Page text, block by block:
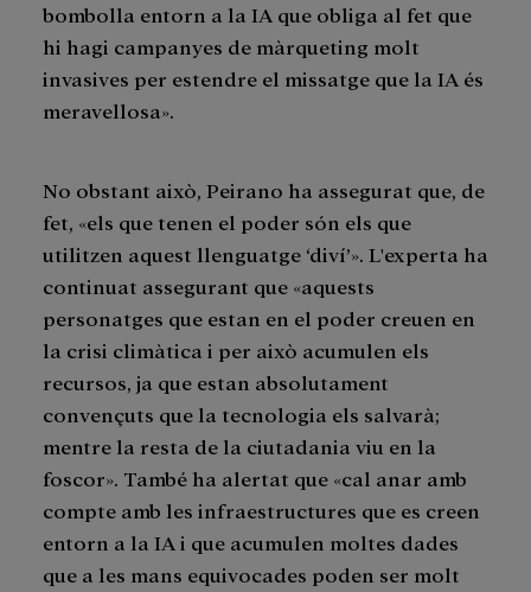
bombolla entorn a la IA que obliga al fet que
hi hagi campanyes de màrqueting molt
invasives per estendre el missatge que la IA és
meravellosa».
No obstant això, Peirano ha assegurat que, de
fet, «els que tenen el poder són els que
utilitzen aquest llenguatge ‘diví’». L'experta ha
continuat assegurant que «aquests
personatges que estan en el poder creuen en
la crisi climàtica i per això acumulen els
recursos, ja que estan absolutament
convençuts que la tecnologia els salvarà;
mentre la resta de la ciutadania viu en la
foscor». També ha alertat que «cal anar amb
compte amb les infraestructures que es creen
entorn a la IA i que acumulen moltes dades
que a les mans equivocades poden ser molt